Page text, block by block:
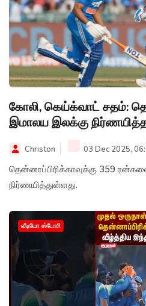
கோலி, கெய்க்வாட் சதம்:
இமாலய இலக்கு
Christon 03 Dec 2025,
தென்னாப்பிரிக்காவுக்கு 359
நிர்ணயித்துள்ளது.
வீடியோ ஸ்டோரி